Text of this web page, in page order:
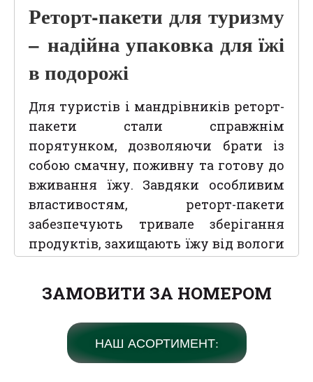
Реторт-пакети для туризму
– надійна упаковка для їжі
в подорожі
Для туристів і мандрівників реторт-
пакети стали справжнім
порятунком, дозволяючи брати із
собою смачну, поживну та готову до
вживання їжу. Завдяки особливим
властивостям, реторт-пакети
забезпечують тривале зберігання
продуктів, захищають їжу від вологи
Переваги реторт-пакетів
для туризму
ЗАМОВИТИ ЗА НОМЕРОМ
НАШ АСОРТИМЕНТ: